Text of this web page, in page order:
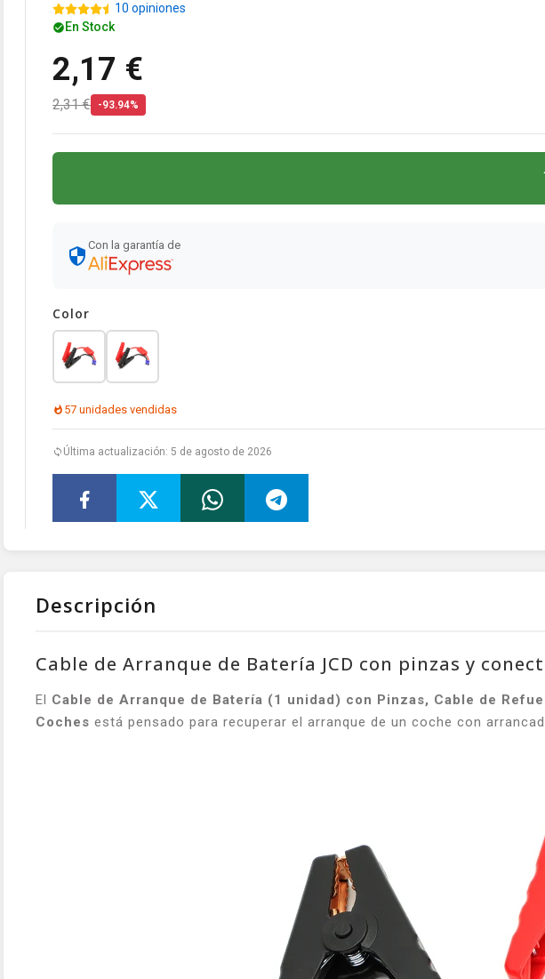
10 opiniones
En Stock
2,17 €
2,31 € -93.94%
Con la garantía de
Color
57 unidades vendidas
Última actualización: 5 de agosto de 2026
Descripción
Cable de Arranque de Batería JCD con pinzas y
El Cable de Arranque de Batería (1 unidad) con Pinzas, Cable de
Coches está pensado para recuperar el arranque de un coche con